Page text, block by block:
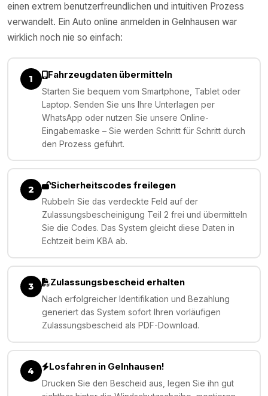
einen extrem benutzerfreundlichen und intuitiven Prozess
verwandelt. Ein Auto online anmelden in Gelnhausen war
wirklich noch nie so einfach:
1 Fahrzeugdaten übermitteln
Starten Sie bequem vom Smartphone, Tablet oder
Laptop. Senden Sie uns Ihre Unterlagen per
WhatsApp oder nutzen Sie unsere Online-
Eingabemaske – Sie werden Schritt für Schritt durch
den Prozess geführt.
2 Sicherheitscodes freilegen
Rubbeln Sie das verdeckte Feld auf der
Zulassungsbescheinigung Teil 2 frei und übermitteln
Sie die Codes. Das System gleicht diese Daten in
Echtzeit beim KBA ab.
3 Zulassungsbescheid erhalten
Nach erfolgreicher Identifikation und Bezahlung
generiert das System sofort Ihren vorläufigen
Zulassungsbescheid als PDF-Download.
4 Losfahren in Gelnhausen!
Drucken Sie den Bescheid aus, legen Sie ihn gut